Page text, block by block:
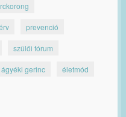
prevenció
szülői fórum
ágyéki gerinc életmód